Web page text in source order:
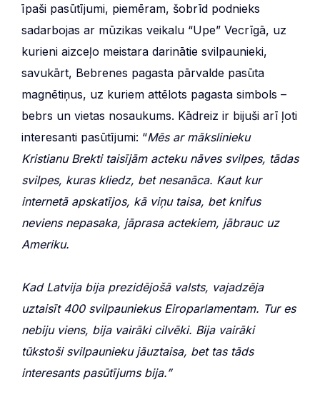
īpaši pasūtījumi, piemēram, šobrīd podnieks
sadarbojas ar mūzikas veikalu “Upe” Vecrīgā, uz
kurieni aizceļo meistara darinātie svilpaunieki,
savukārt, Bebrenes pagasta pārvalde pasūta
magnētiņus, uz kuriem attēlots pagasta simbols –
bebrs un vietas nosaukums. Kādreiz ir bijuši arī ļoti
interesanti pasūtījumi: “Mēs ar mākslinieku
Kristianu Brekti taisījām acteku nāves svilpes, tādas
svilpes, kuras kliedz, bet nesanāca. Kaut kur
internetā apskatījos, kā viņu taisa, bet knifus
neviens nepasaka, jāprasa actekiem, jābrauc uz
Ameriku.
Kad Latvija bija prezidējošā valsts, vajadzēja
uztaisīt 400 svilpauniekus Eiroparlamentam. Tur es
nebiju viens, bija vairāki cilvēki. Bija vairāki
tūkstoši svilpaunieku jāuztaisa, bet tas tāds
interesants pasūtījums bija.”